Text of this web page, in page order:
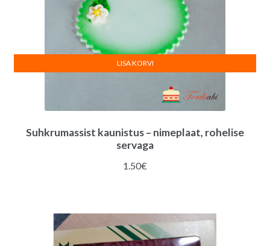
Suhkrumassist kaunistus – nimeplaat, rohelise
servaga
1.50€
LISA KORVI